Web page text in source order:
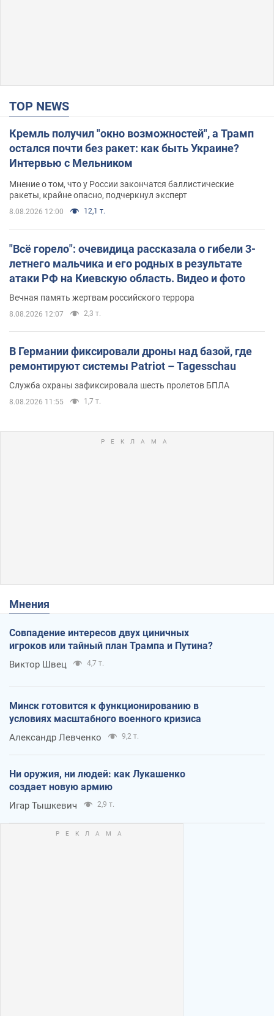
TOP NEWS
Кремль получил "окно возможностей", а Трамп
остался почти без ракет: как быть Украине?
Интервью с Мельником
Мнение о том, что у России закончатся баллистические
ракеты, крайне опасно, подчеркнул эксперт
8.08.2026 12:00 12,1 т.
"Всё горело": очевидица рассказала о гибели 3-
летнего мальчика и его родных в результате
атаки РФ на Киевскую область. Видео и фото
Вечная память жертвам российского террора
8.08.2026 12:07 2,3 т.
В Германии фиксировали дроны над базой, где
ремонтируют системы Patriot – Tagesschau
Служба охраны зафиксировала шесть пролетов БПЛА
8.08.2026 11:55 1,7 т.
Мнения
Совпадение интересов двух циничных
игроков или тайный план Трампа и Путина?
Виктор Швец 4,7 т.
Минск готовится к функционированию в
условиях масштабного военного кризиса
Александр Левченко 9,2 т.
Ни оружия, ни людей: как Лукашенко
создает новую армию
Игар Тышкевич 2,9 т.